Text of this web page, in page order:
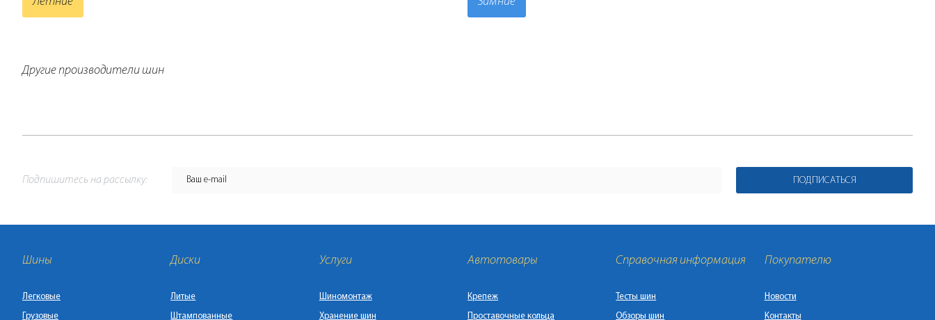
Другие производители шин
Подпишитесь на рассылку: ПОДПИСАТЬСЯ
Шины
Легковые
Грузовые
Диски
Литые
Штампованные
Услуги
Шиномонтаж
Хранение шин
Автотовары
Крепеж
Проставочные кольца
Справочная информация
Тесты шин
Обзоры шин
Покупателю
Новости
Контакты